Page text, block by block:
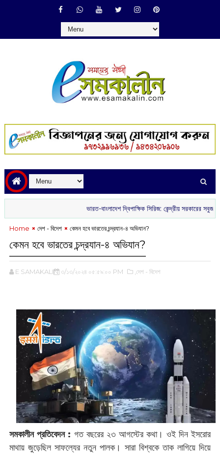
ভারত-বাংলাদেশ দ্বিপাক্ষিক সিরিজ: কেন্দ্রীয় সরকারের সবুজ সংকেতের
Home দেশ - বিদেশ কেমন হবে ভারতের চন্দ্রযান-৪ অভিযান?
কেমন হবে ভারতের চন্দ্রযান-৪ অভিযান?
E SAMAKALIN ৩/১৩/২০২৪ ০৫:৫৯:০০ PM ,দেশ - বিদেশ
সমকালীন প্রতিবেদন : গত বছরের ২৩ আগস্টের কথা। ওই দিন ইসরোর
মাথায় জুড়েছিল সাফল্যের নতুন পালক। সারা বিশ্বকে তাক লাগিয়ে দিয়ে